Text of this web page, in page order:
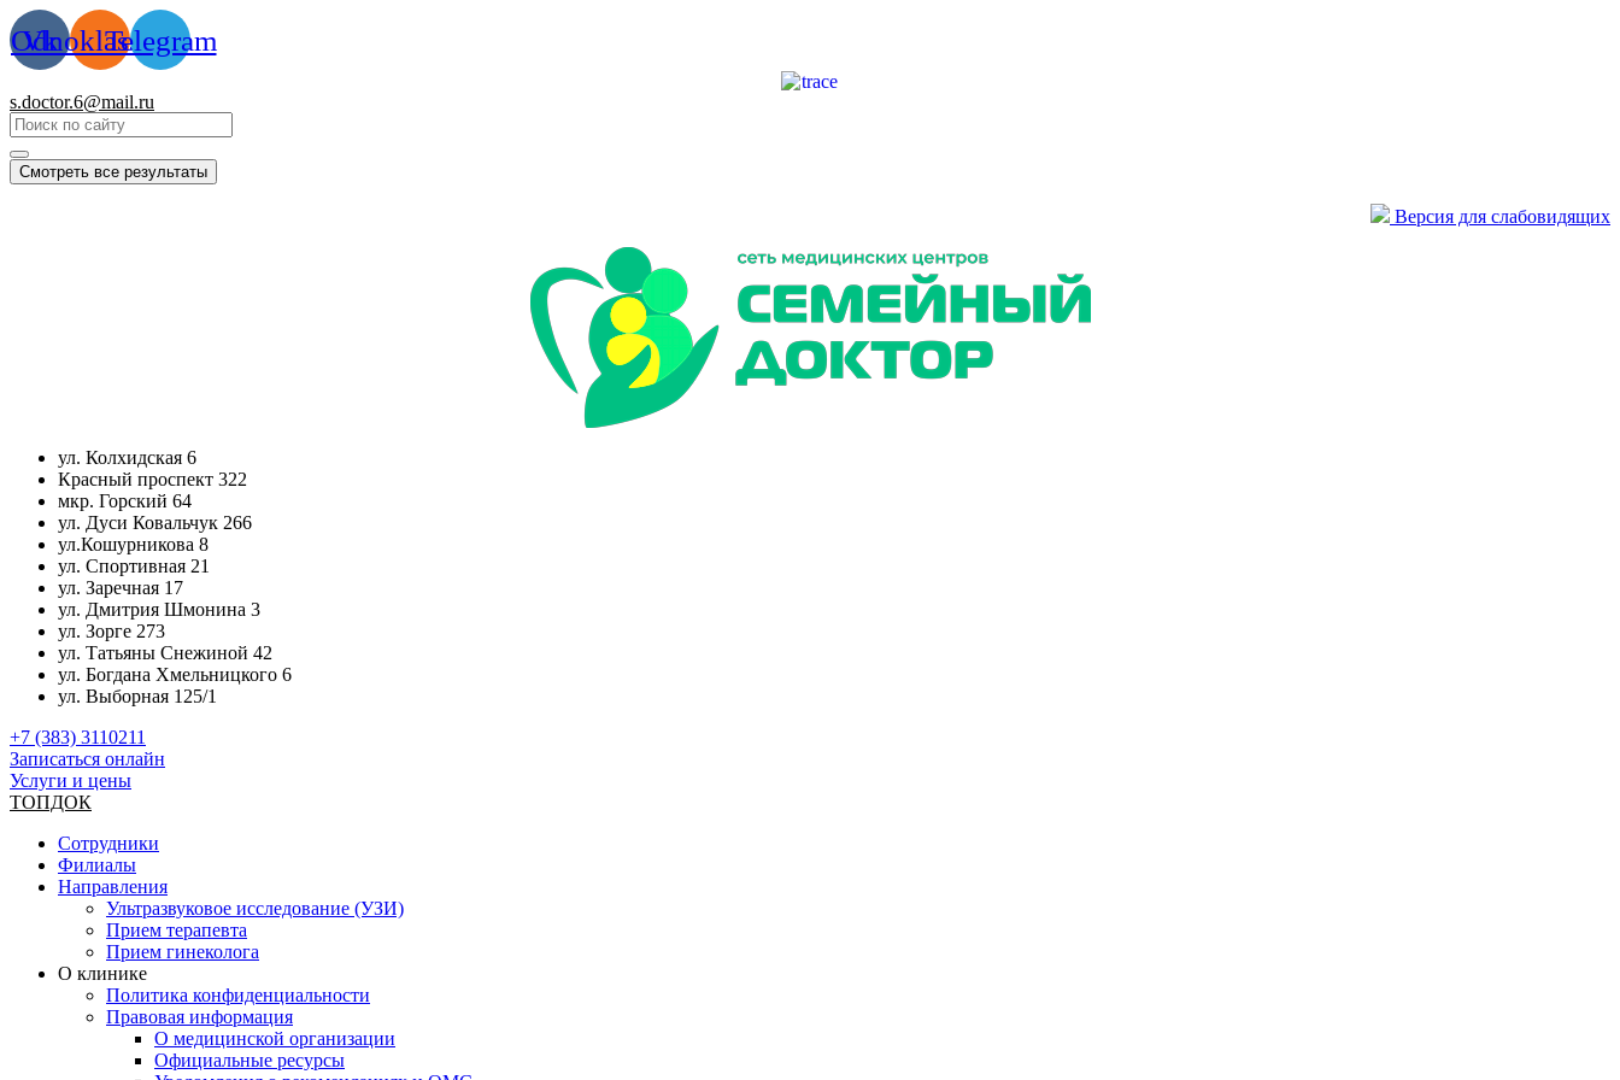
Перейти
к
содержимому
Vk
Odnoklassniki
Telegram
s.doctor.6@mail.ru
Смотреть все результаты
Версия для слабовидящих
ул. Колхидская 6
Красный проспект 322
мкр. Горский 64
ул. Дуси Ковальчук 266
ул.Кошурникова 8
ул. Спортивная 21
ул. Заречная 17
ул. Дмитрия Шмонина 3
ул. Зорге 273
ул. Татьяны Снежиной 42
ул. Богдана Хмельницкого 6
ул. Выборная 125/1
+7 (383) 3110211
Записаться онлайн
Услуги и цены
ТОПДОК
Сотрудники
Филиалы
Направления
Ультразвуковое исследование (УЗИ)
Прием терапевта
Прием гинеколога
О клинике
Политика конфиденциальности
Правовая информация
О медицинской организации
Официальные ресурсы